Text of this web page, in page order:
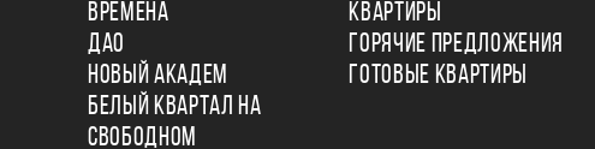
ВРЕМЕНА
ДАО
НОВЫЙ АКАДЕМ
БЕЛЫЙ КВАРТАЛ НА
СВОБОДНОМ
КВАРТИРЫ
ГОРЯЧИЕ ПРЕДЛОЖЕНИЯ
ГОТОВЫЕ КВАРТИРЫ